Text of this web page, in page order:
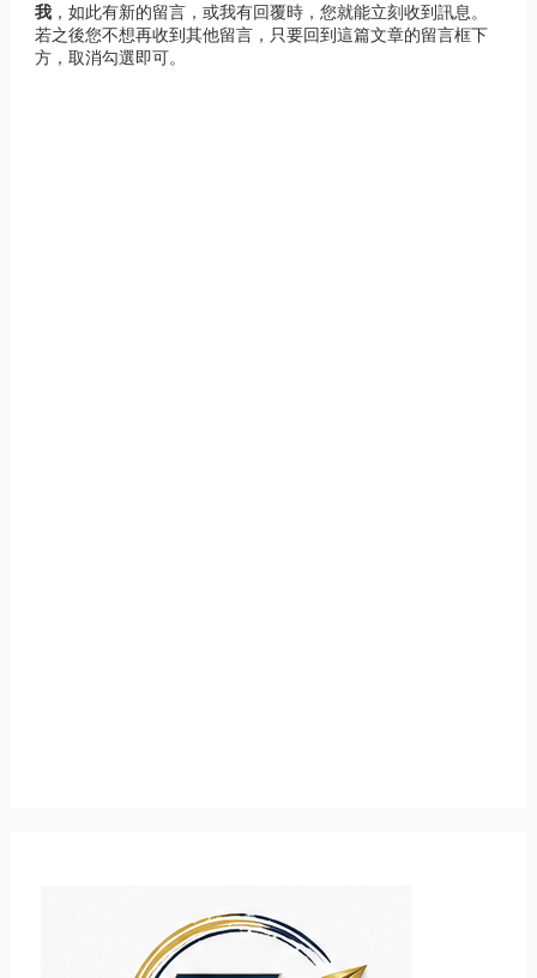
我，如此有新的留言，或我有回覆時，您就能立刻收到訊息。
若之後您不想再收到其他留言，只要回到這篇文章的留言框下
方，取消勾選即可。